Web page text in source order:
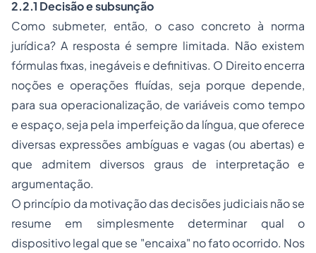
2.2.1 Decisão e subsunção
Como submeter, então, o caso concreto à norma
jurídica? A resposta é sempre limitada. Não existem
fórmulas fixas, inegáveis e definitivas. O Direito encerra
noções e operações fluídas, seja porque depende,
para sua operacionalização, de variáveis como tempo
e espaço, seja pela imperfeição da língua, que oferece
diversas expressões ambíguas e vagas (ou abertas) e
que admitem diversos graus de interpretação e
argumentação.
O princípio da motivação das decisões judiciais não se
resume em simplesmente determinar qual o
dispositivo legal que se "encaixa" no fato ocorrido. Nos